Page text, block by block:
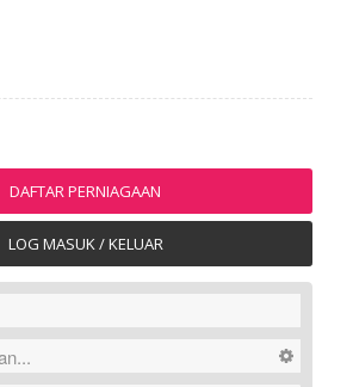
DAFTAR PERNIAGAAN
LOG MASUK / KELUAR